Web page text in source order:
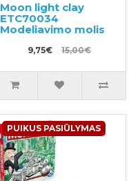
Moon light clay
ETC70034
Modeliavimo molis
9,75€ 15,00€
PUIKUS PASIŪLYMAS